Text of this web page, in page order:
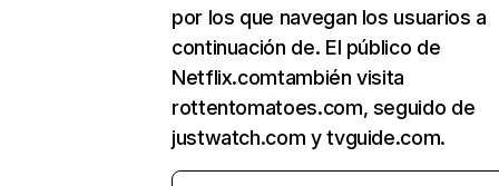
por los que navegan los usuarios a
continuación de. El público de
Netflix.comtambién visita
rottentomatoes.com, seguido de
justwatch.com y tvguide.com.